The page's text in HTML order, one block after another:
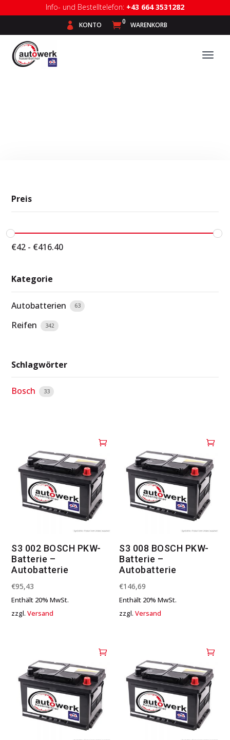
Info- und Bestelltelefon: +43 664 3531282
 KONTO 0 WARENKORB
Preis
€42 - €416.40
Kategorie
Autobatterien 63
Reifen 342
Schlagwörter
Bosch 33
S3 002 BOSCH PKW-
Batterie –
Autobatterie
€95,43
Enthält 20% MwSt.
zzgl.Versand
S3 008 BOSCH PKW-
Batterie –
Autobatterie
€146,69
Enthält 20% MwSt.
zzgl.Versand